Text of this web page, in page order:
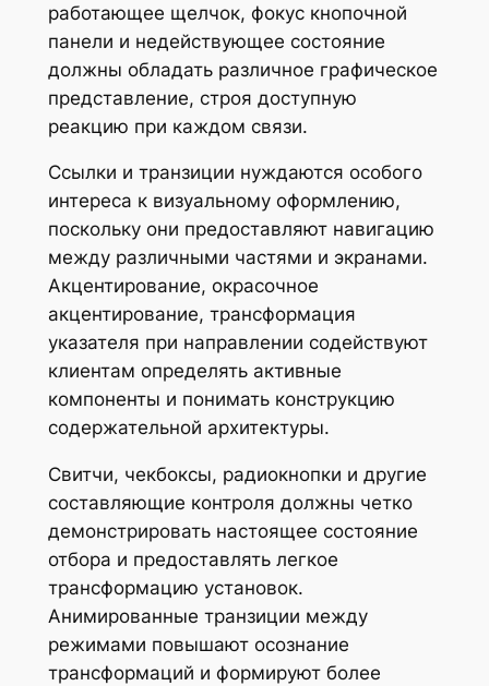
работающее щелчок, фокус кнопочной
панели и недействующее состояние
должны обладать различное графическое
представление, строя доступную
реакцию при каждом связи.
Ссылки и транзиции нуждаются особого
интереса к визуальному оформлению,
поскольку они предоставляют навигацию
между различными частями и экранами.
Акцентирование, окрасочное
акцентирование, трансформация
указателя при направлении содействуют
клиентам определять активные
компоненты и понимать конструкцию
содержательной архитектуры.
Свитчи, чекбоксы, радиокнопки и другие
составляющие контроля должны четко
демонстрировать настоящее состояние
отбора и предоставлять легкое
трансформацию установок.
Анимированные транзиции между
режимами повышают осознание
трансформаций и формируют более